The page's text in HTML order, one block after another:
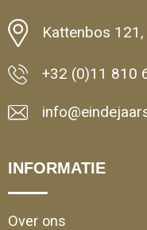
Kattenbos
+32 (0)11 810
INFORMATIE
Over ons